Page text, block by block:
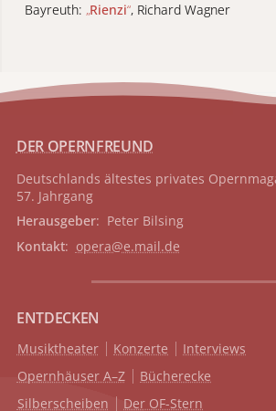
Bayreuth: „Rienzi“, Richard Wagner
DER OPERNFREUND
Deutschlands ältestes privates
57. Jahrgang
Herausgeber: Peter Bilsing
Kontakt: opera@e.mail.de
ENTDECKEN
Musiktheater Konzerte
Interviews
Opernhäuser A–Z
Bücherecke
Silberscheiben
Der OF-Stern